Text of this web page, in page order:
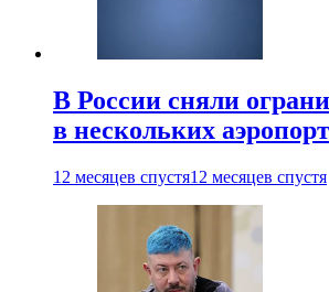
В России сняли
в нескольких
12 месяцев спустя12 месяцев спустя